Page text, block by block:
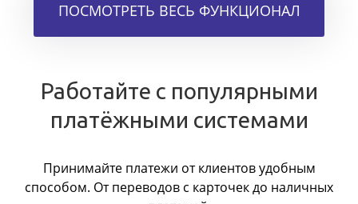
ПОСМОТРЕТЬ ВЕСЬ ФУНКЦИОНАЛ
Работайте с популярными
платёжными системами
Принимайте платежи от клиентов удобным
способом. От переводов с карточек до наличных